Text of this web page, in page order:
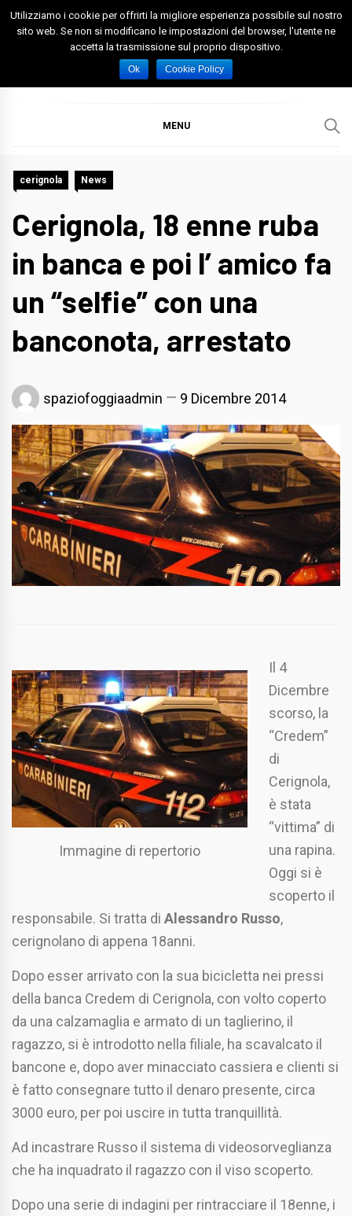
Skip
Spazio Foggia
Foggia News Calcio Eventi e Attività nella Capitanata
MENU
cerignola News
Cerignola, 18 enne ruba
in banca e poi l’ amico fa
un “selfie” con una
banconota, arrestato
spaziofoggiaadmin 9 Dicembre 2014
Immagine di repertorio
Il 4
Dicembre
scorso, la
“Credem”
di
Cerignola,
è stata
“vittima” di
una rapina.
Oggi si è
scoperto il
responsabile. Si tratta di Alessandro Russo,
cerignolano di appena 18anni.
Dopo esser arrivato con la sua bicicletta nei pressi
della banca Credem di Cerignola, con volto coperto
da una calzamaglia e armato di un taglierino, il
ragazzo, si è introdotto nella filiale, ha scavalcato il
bancone e, dopo aver minacciato cassiera e clienti si
è fatto consegnare tutto il denaro presente, circa
3000 euro, per poi uscire in tutta tranquillità.
Ad incastrare Russo il sistema di videosorveglianza
che ha inquadrato il ragazzo con il viso scoperto.
Dopo una serie di indagini per rintracciare il 18enne, i
Utilizziamo i cookie per offrirti la migliore esperienza possibile sul nostro
sito web. Se non si modificano le impostazioni del browser, l'utente ne
accetta la trasmissione sul proprio dispositivo.
Ok Cookie Policy